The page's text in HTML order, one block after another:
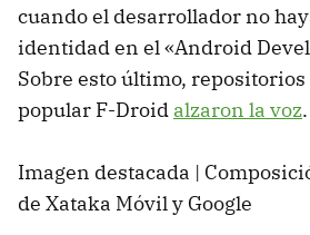
cuando el desarrollador no
identidad en el «Android
Sobre esto último,
popular F-Droid alzaron la voz.
Imagen destacada |
de Xataka Móvil y Google